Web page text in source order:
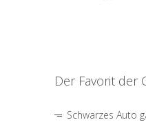
Der Favorit der
Schwarzes Auto